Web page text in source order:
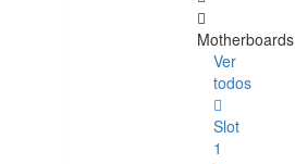
Motherboards
Ver
todos
Slot
1